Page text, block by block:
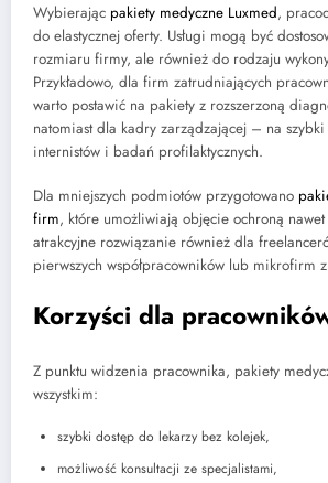
Wybierając pakiety medyczne Luxmed,
do elastycznej oferty. Usługi mogą być
rozmiaru firmy, ale również do rodzaju
Przykładowo, dla firm zatrudniających
warto postawić na pakiety z rozszerzoną
natomiast dla kadry zarządzającej – na
internistów i badań profilaktycznych.
Dla mniejszych podmiotów przygotowano
firm, które umożliwiają objęcie ochroną nawet
atrakcyjne rozwiązanie również dla
pierwszych współpracowników lub mikrofirm z
Korzyści dla
Z punktu widzenia pracownika, pakiety
wszystkim:
szybki dostęp do lekarzy bez kolejek,
możliwość konsultacji ze specjalistami,